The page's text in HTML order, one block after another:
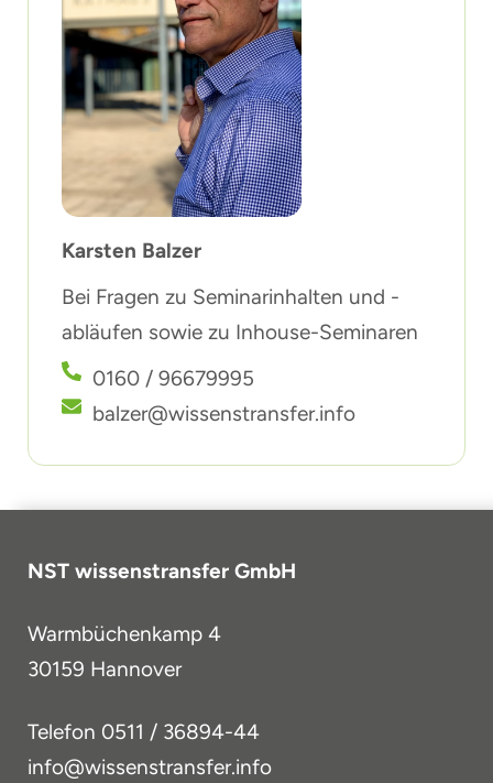
Karsten Balzer
Bei Fragen zu Seminarinhalten und -
abläufen sowie zu Inhouse-Seminaren
0160 / 96679995
balzer@wissenstransfer.info
NST wissenstransfer GmbH
Warmbüchenkamp 4
30159 Hannover
Telefon 0511 / 36894-44
info@wissenstransfer.info